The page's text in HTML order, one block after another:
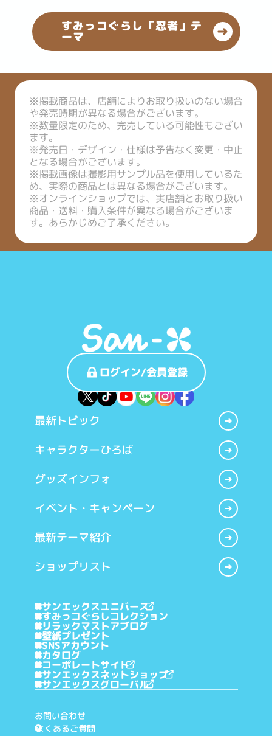
すみっコぐらし「忍者」テ
ーマ
※掲載商品は、店舗によりお取り扱いのない場合
や発売時期が異なる場合がございます。
※数量限定のため、完売している可能性もござい
ます。
※発売日・デザイン・仕様は予告なく変更・中止
となる場合がございます。
※掲載画像は撮影用サンプル品を使用しているた
め、実際の商品とは異なる場合がございます。
※オンラインショップでは、実店舗とお取り扱い
商品・送料・購入条件が異なる場合がございま
す。あらかじめご了承ください。
ログイン/会員登録
最新トピック
キャラクターひろば
グッズインフォ
イベント・キャンペーン
最新テーマ紹介
ショップリスト
サンエックスユニバース
すみっコぐらしコレクション
リラックマストアブログ
壁紙プレゼント
SNSアカウント
カタログ
コーポレートサイト
サンエックスネットショップ
サンエックスグローバル
お問い合わせ
?
よくあるご質問